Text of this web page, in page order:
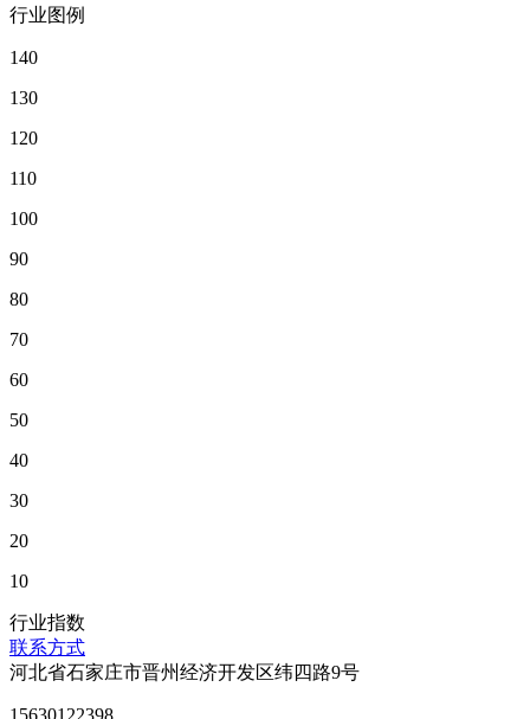
行业图例
140
130
120
110
100
90
80
70
60
50
40
30
20
10
行业指数
联系方式
河北省石家庄市晋州经济开发区纬四路9号
15630122398